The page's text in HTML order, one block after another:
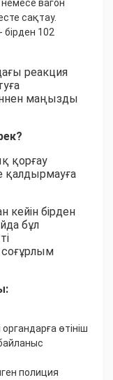
вагон
сақтау.
бірден 102
реакция
маңызды
қорғау
қалдырмауға
бірден
бұл
соғұрлым
өтініш
полиция